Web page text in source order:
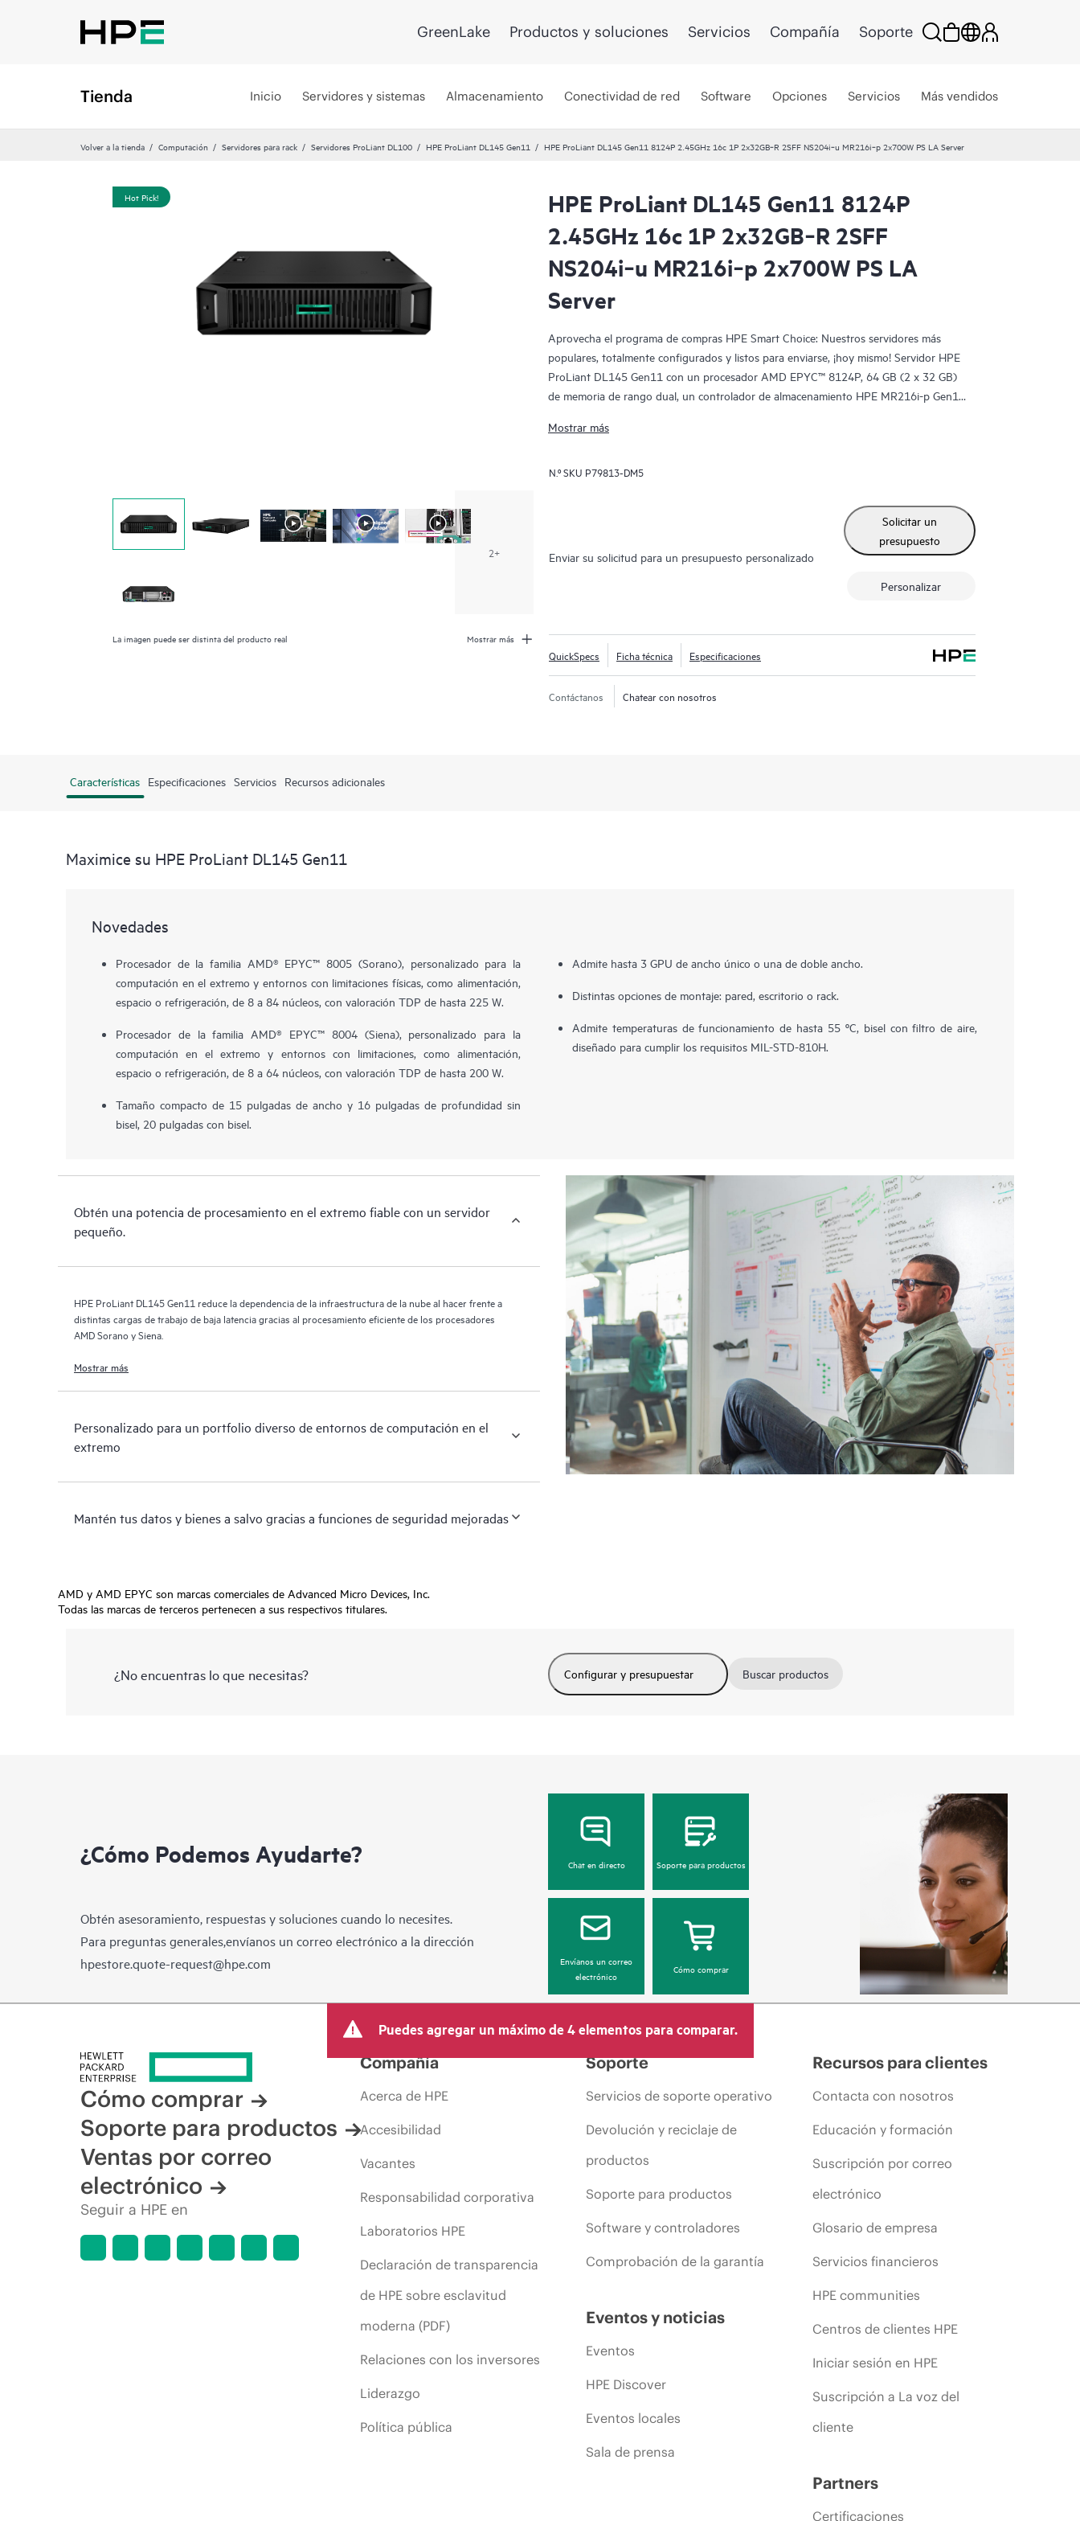
GreenLake Productos y soluciones Servicios Compañía Soporte
Tienda Inicio Servidores y sistemas Almacenamiento Conectividad de red Software Opciones Servicios Más vendidos
Volver a la tienda Computación Servidores para rack Servidores ProLiant DL100 HPE ProLiant DL145 Gen11 HPE ProLiant DL145 Gen11 8124P 2.45GHz 16c 1P 2x32GB‑R 2SFF NS204i‑u MR216i‑p 2x700W PS LA Server
Hot Pick! Hot Pick!
La imagen puede ser distinta del producto real Mostrar más
2+
HPE ProLiant DL145 Gen11 8124P
2.45GHz 16c 1P 2x32GB‑R 2SFF
NS204i‑u MR216i‑p 2x700W PS LA
Server
Aprovecha el programa de compras HPE Smart Choice: Nuestros servidores más
populares, totalmente configurados y listos para enviarse, ¡hoy mismo! Servidor HPE
ProLiant DL145 Gen11 con un procesador AMD EPYC™ 8124P, 64 GB (2 x 32 GB)
de memoria de rango dual, un controlador de almacenamiento HPE MR216i-p Gen11
optimizado HPE NS204i-u Gen11 NVMe hot-plug, compatibilidad con dos unidades
plug con ranura flexible y bajo contenido en halógenos de 700 W CA con flujo de
Mostrar más
N.º SKU P79813-DM5
Enviar su solicitud para un presupuesto personalizado
Solicitar un
presupuesto
Personalizar
QuickSpecs Ficha técnica Especificaciones
Contáctanos Chatear con nosotros
Características Especificaciones Servicios Recursos adicionales
Maximice su HPE ProLiant DL145 Gen11
Novedades
Procesador de la familia AMD® EPYC™ 8005 (Sorano), personalizado para la
computación en el extremo y entornos con limitaciones físicas, como alimentación,
espacio o refrigeración, de 8 a 84 núcleos, con valoración TDP de hasta 225 W.
Procesador de la familia AMD® EPYC™ 8004 (Siena), personalizado para la
computación en el extremo y entornos con limitaciones, como alimentación,
espacio o refrigeración, de 8 a 64 núcleos, con valoración TDP de hasta 200 W.
Tamaño compacto de 15 pulgadas de ancho y 16 pulgadas de profundidad sin
bisel, 20 pulgadas con bisel.
Admite hasta 3 GPU de ancho único o una de doble ancho.
Distintas opciones de montaje: pared, escritorio o rack.
Admite temperaturas de funcionamiento de hasta 55 ºC, bisel con filtro de aire,
diseñado para cumplir los requisitos MIL-STD-810H.
Obtén una potencia de procesamiento en el extremo fiable con un servidor
pequeño.
HPE ProLiant DL145 Gen11 reduce la dependencia de la infraestructura de la nube al hacer frente a
distintas cargas de trabajo de baja latencia gracias al procesamiento eficiente de los procesadores
AMD Sorano y Siena.
Mostrar más
Personalizado para un portfolio diverso de entornos de computación en el
extremo
Mantén tus datos y bienes a salvo gracias a funciones de seguridad mejoradas
AMD y AMD EPYC son marcas comerciales de Advanced Micro Devices, Inc.
Todas las marcas de terceros pertenecen a sus respectivos titulares.
¿No encuentras lo que necesitas? Configurar y presupuestar Buscar productos
¿Cómo Podemos Ayudarte?
Obtén asesoramiento, respuestas y soluciones cuando lo necesites.
Para preguntas generales,envíanos un correo electrónico a la dirección
hpestore.quote-request@hpe.com
Chat en directo Soporte para productos
Envíanos un correo
electrónico
Cómo comprar
Puedes agregar un máximo de 4 elementos para comparar.
Cómo comprar
Soporte para productos
Ventas por correo
electrónico
Seguir a HPE en
Compañía
Acerca de HPE
Accesibilidad
Vacantes
Responsabilidad corporativa
Laboratorios HPE
Declaración de transparencia
de HPE sobre esclavitud
moderna (PDF)
Relaciones con los inversores
Liderazgo
Política pública
Soporte
Servicios de soporte operativo
Devolución y reciclaje de
productos
Soporte para productos
Software y controladores
Comprobación de la garantía
Eventos y noticias
Eventos
HPE Discover
Eventos locales
Sala de prensa
Recursos para clientes
Contacta con nosotros
Educación y formación
Suscripción por correo
electrónico
Glosario de empresa
Servicios financieros
HPE communities
Centros de clientes HPE
Iniciar sesión en HPE
Suscripción a La voz del
cliente
Partners
Certificaciones